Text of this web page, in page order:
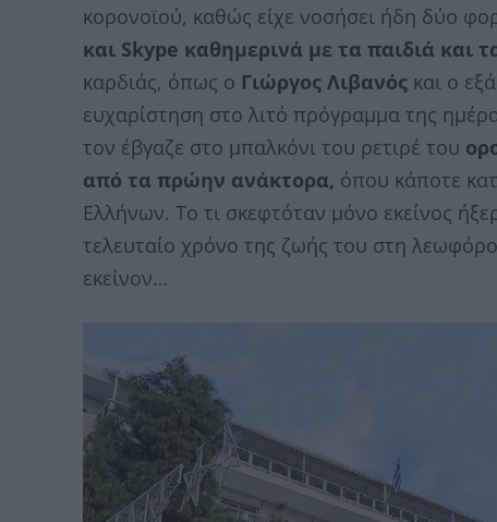
κορονοϊού, καθώς είχε νοσήσει ήδη δύο
και Skype καθημερινά με τα παιδιά και
καρδιάς, όπως ο Γιώργος Λιβανός και ο
ευχαρίστηση στο λιτό πρόγραμμα της
τον έβγαζε στο μπαλκόνι του ρετιρέ του
από τα πρώην ανάκτορα, όπου κάποτε
Ελλήνων. Το τι σκεφτόταν μόνο εκείνος
τελευταίο χρόνο της ζωής του στη
εκείνον…